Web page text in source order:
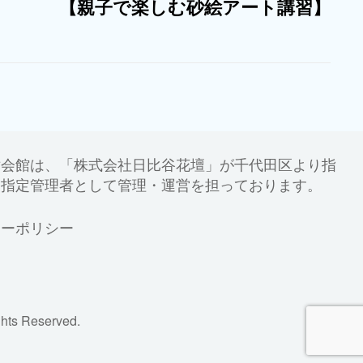
【親子で楽しむ砂絵アート講習】
館は、「株式会社日比谷花壇」が千代田区より指
定管理者として管理・運営を担っております。
ポリシー
Reserved.